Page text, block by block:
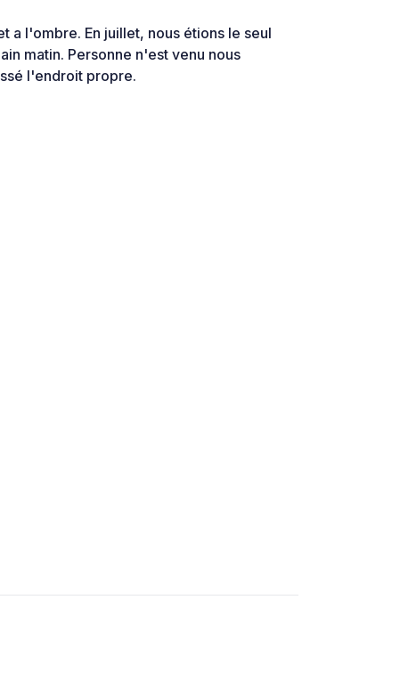
a l'ombre. En juillet, nous étions le seul
matin. Personne n'est venu nous
l'endroit propre.